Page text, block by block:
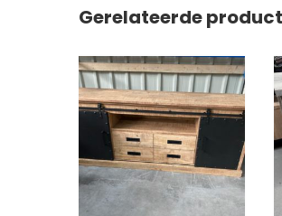
Gerelateerde